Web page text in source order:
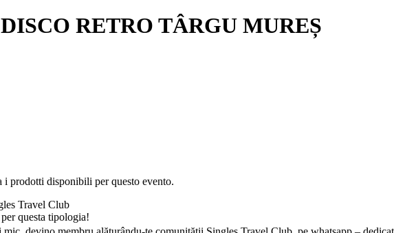
RETRO TÂRGU MUREȘ
prodotti disponibili per questo evento.
Travel Club
questa tipologia!